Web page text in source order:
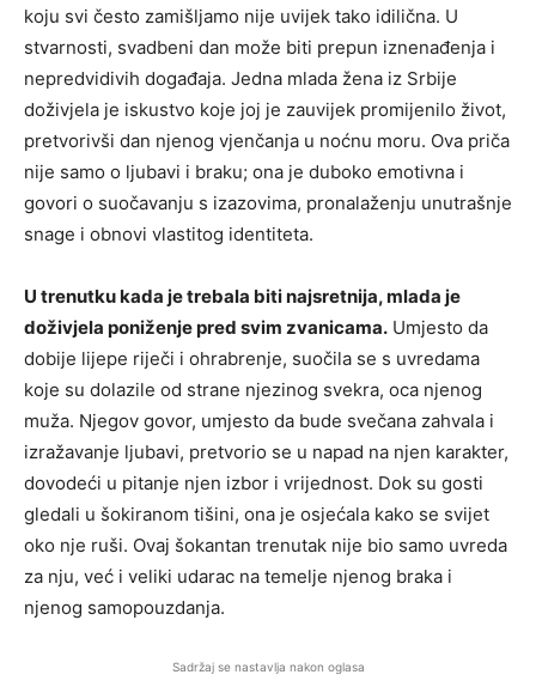
koju svi često zamišljamo nije uvijek tako idilična. U
stvarnosti, svadbeni dan može biti prepun iznenađenja i
nepredvidivih događaja. Jedna mlada žena iz Srbije
doživjela je iskustvo koje joj je zauvijek promijenilo život,
pretvorivši dan njenog vjenčanja u noćnu moru. Ova priča
nije samo o ljubavi i braku; ona je duboko emotivna i
govori o suočavanju s izazovima, pronalaženju unutrašnje
snage i obnovi vlastitog identiteta.
U trenutku kada je trebala biti najsretnija, mlada je
doživjela poniženje pred svim zvanicama. Umjesto da
dobije lijepe riječi i ohrabrenje, suočila se s uvredama
koje su dolazile od strane njezinog svekra, oca njenog
muža. Njegov govor, umjesto da bude svečana zahvala i
izražavanje ljubavi, pretvorio se u napad na njen karakter,
dovodeći u pitanje njen izbor i vrijednost. Dok su gosti
gledali u šokiranom tišini, ona je osjećala kako se svijet
oko nje ruši. Ovaj šokantan trenutak nije bio samo uvreda
za nju, već i veliki udarac na temelje njenog braka i
njenog samopouzdanja.
Sadržaj se nastavlja nakon oglasa